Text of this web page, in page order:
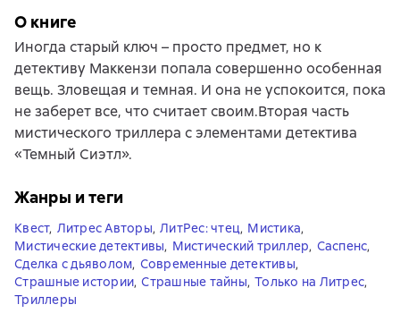
О книге
Иногда старый ключ – просто предмет, но к
детективу Маккензи попала совершенно особенная
вещь. Зловещая и темная. И она не успокоится, пока
не заберет все, что считает своим.Вторая часть
мистического триллера с элементами детектива
«Темный Сиэтл».
Жанры и теги
Квест, Литрес Авторы, ЛитРес: чтец, Мистика,
Мистические детективы, Мистический триллер, Саспенс,
Сделка с дьяволом, Современные детективы,
Страшные истории, Страшные тайны, Только на Литрес,
Триллеры